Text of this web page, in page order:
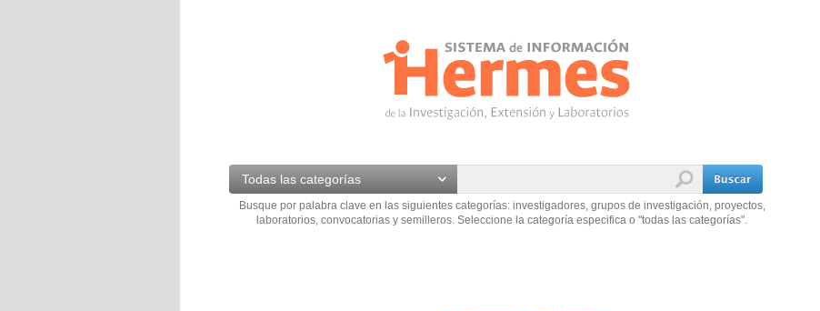
Todas las categorías
Busque por palabra clave en las siguientes categorías: investigadores, grupos de investigación, proyectos,
laboratorios, convocatorias y semilleros. Seleccione la categoría especifica o "todas las categorías".